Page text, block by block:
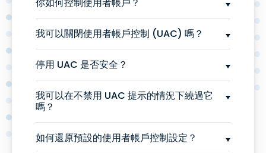
我可以關閉使用者帳戶控制 (UAC) 嗎？
停用 UAC 是否安全？
我可以在不禁用 UAC 提示的情況下繞過它
嗎？
如何還原預設的使用者帳戶控制設定？